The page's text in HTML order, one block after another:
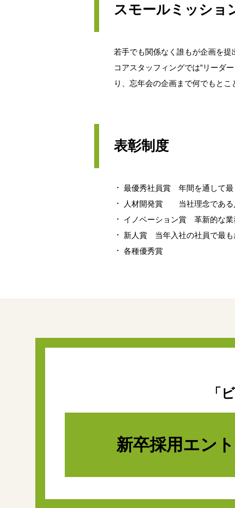
スモールミッショ
若手でも関係なく誰もが企画を提
コアスタッフィングでは“リーダ
り、忘年会の企画まで何でもとこ
表彰制度
最優秀社員賞 年間を通して最
人材開発賞 当社理念である
イノベーション賞 革新的な業
新人賞 当年入社の社員で最も
各種優秀賞
「
新卒採用 エン